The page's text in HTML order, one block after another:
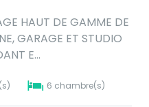
HAUT DE GAMME DE
GARAGE ET STUDIO
E...
6 chambre(s)